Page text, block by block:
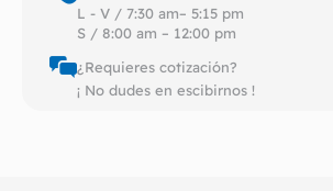
L - V / 7:30 am– 5:15 pm
S / 8:00 am – 12:00 pm
¿Requieres cotización?
¡ No dudes en escibirnos !